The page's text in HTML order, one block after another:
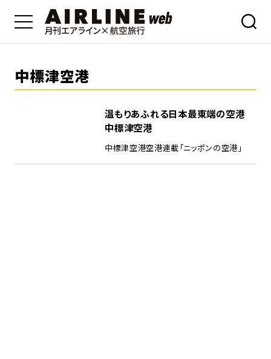
中標津空港
温もりあふれる日本最東端の空港
中標津空港
中標津空港空港連載「ニッポンの空港」